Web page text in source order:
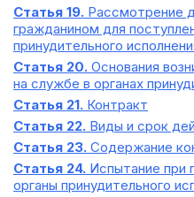
Статья 19. Рассмотрение
гражданином для
принудительного
Статья 20. Основания
на службе в органах
Статья 21. Контракт
Статья 22. Виды и срок
Статья 23. Содержание
Статья 24. Испытание при
органы принудительного